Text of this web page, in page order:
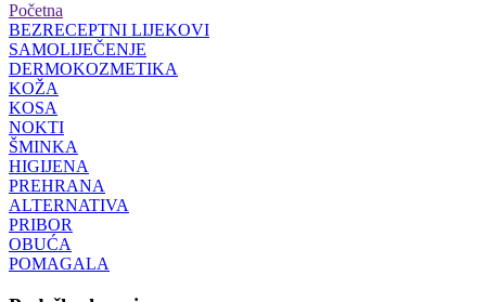
Početna
BEZRECEPTNI LIJEKOVI
SAMOLIJEČENJE
DERMOKOZMETIKA
KOŽA
KOSA
NOKTI
ŠMINKA
HIGIJENA
PREHRANA
ALTERNATIVA
PRIBOR
OBUĆA
POMAGALA